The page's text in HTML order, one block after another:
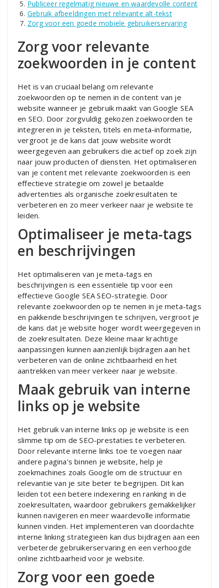
Publiceer regelmatig nieuwe en waardevolle content
Gebruik afbeeldingen met relevante alt-tekst
Zorg voor een goede mobiele gebruikerservaring
Zorg voor relevante
zoekwoorden in je content
Het is van cruciaal belang om relevante
zoekwoorden op te nemen in de content van je
website wanneer je gebruik maakt van Google SEA
en SEO. Door zorgvuldig gekozen zoekwoorden te
integreren in je teksten, titels en meta-informatie,
vergroot je de kans dat jouw website wordt
weergegeven aan gebruikers die actief op zoek zijn
naar jouw producten of diensten. Het optimaliseren
van je content met relevante zoekwoorden is een
effectieve strategie om zowel je betaalde
advertenties als organische zoekresultaten te
verbeteren en zo meer verkeer naar je website te
leiden.
Optimaliseer je meta-tags
en beschrijvingen
Het optimaliseren van je meta-tags en
beschrijvingen is een essentiële tip voor een
effectieve Google SEA SEO-strategie. Door
relevante zoekwoorden op te nemen in je meta-tags
en pakkende beschrijvingen te schrijven, vergroot je
de kans dat je website hoger wordt weergegeven in
de zoekresultaten. Deze kleine maar krachtige
aanpassingen kunnen aanzienlijk bijdragen aan het
verbeteren van de online zichtbaarheid en het
aantrekken van meer verkeer naar je website.
Maak gebruik van interne
links op je website
Het gebruik van interne links op je website is een
slimme tip om de SEO-prestaties te verbeteren.
Door relevante interne links toe te voegen naar
andere pagina’s binnen je website, help je
zoekmachines zoals Google om de structuur en
relevantie van je site beter te begrijpen. Dit kan
leiden tot een betere indexering en ranking in de
zoekresultaten, waardoor gebruikers gemakkelijker
kunnen navigeren en meer waardevolle informatie
kunnen vinden. Het implementeren van doordachte
interne linking strategieën kan dus bijdragen aan een
verbeterde gebruikerservaring en een verhoogde
online zichtbaarheid voor je website.
Zorg voor een goede